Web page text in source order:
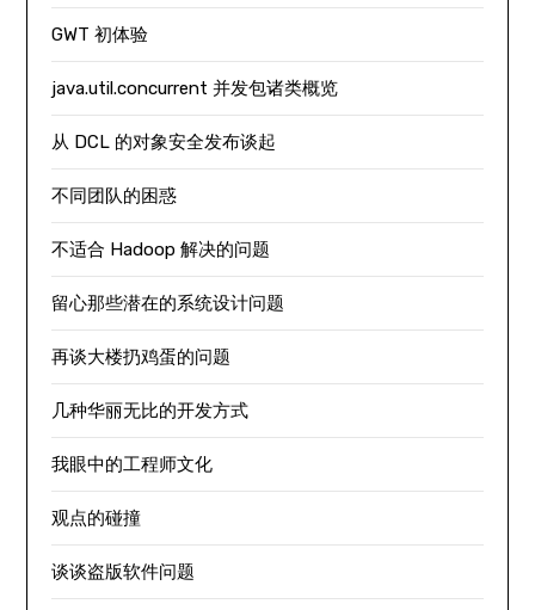
GWT 初体验
java.util.concurrent 并发包诸类概览
从 DCL 的对象安全发布谈起
不同团队的困惑
不适合 Hadoop 解决的问题
留心那些潜在的系统设计问题
再谈大楼扔鸡蛋的问题
几种华丽无比的开发方式
我眼中的工程师文化
观点的碰撞
谈谈盗版软件问题